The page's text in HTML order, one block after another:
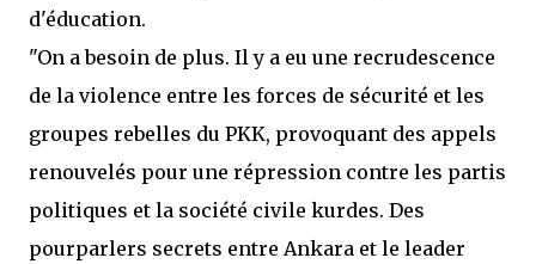
d'éducation.
"On a besoin de plus. Il y a eu une recrudescence
de la violence entre les forces de sécurité et les
groupes rebelles du PKK, provoquant des appels
renouvelés pour une répression contre les partis
politiques et la société civile kurdes. Des
pourparlers secrets entre Ankara et le leader